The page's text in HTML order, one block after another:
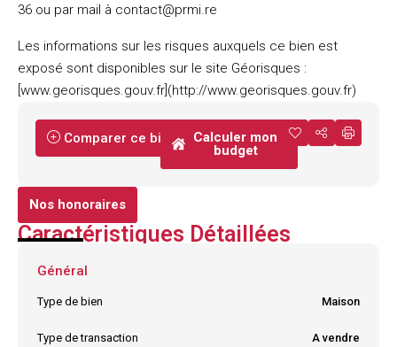
36 ou par mail à contact@prmi.re
Les informations sur les risques auxquels ce bien est
exposé sont disponibles sur le site Géorisques :
[www.georisques.gouv.fr](http://www.georisques.gouv.fr)
Comparer ce bien
Calculer mon
budget
Nos honoraires
Caractéristiques Détaillées
Général
Type de bien Maison
Type de transaction A vendre